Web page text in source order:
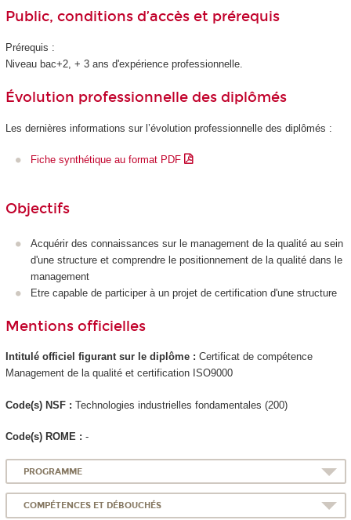
Public, conditions d’accès et prérequis
Prérequis :
Niveau bac+2, + 3 ans d'expérience professionnelle.
Évolution professionnelle des diplômés
Les dernières informations sur l’évolution professionnelle des diplômés :
Fiche synthétique au format PDF
Objectifs
Acquérir des connaissances sur le management de la qualité au sein
d'une structure et comprendre le positionnement de la qualité dans le
management
Etre capable de participer à un projet de certification d'une structure
Mentions officielles
Intitulé officiel figurant sur le diplôme : Certificat de compétence
Management de la qualité et certification ISO9000
Code(s) NSF : Technologies industrielles fondamentales (200)
Code(s) ROME : -
PROGRAMME
COMPÉTENCES ET DÉBOUCHÉS